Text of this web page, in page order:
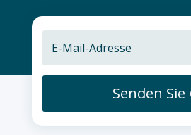
Senden Sie